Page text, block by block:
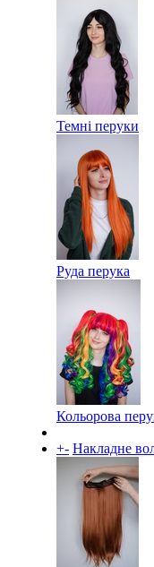
Темні перуки
Руда перука
Кольорова
+- Накладне